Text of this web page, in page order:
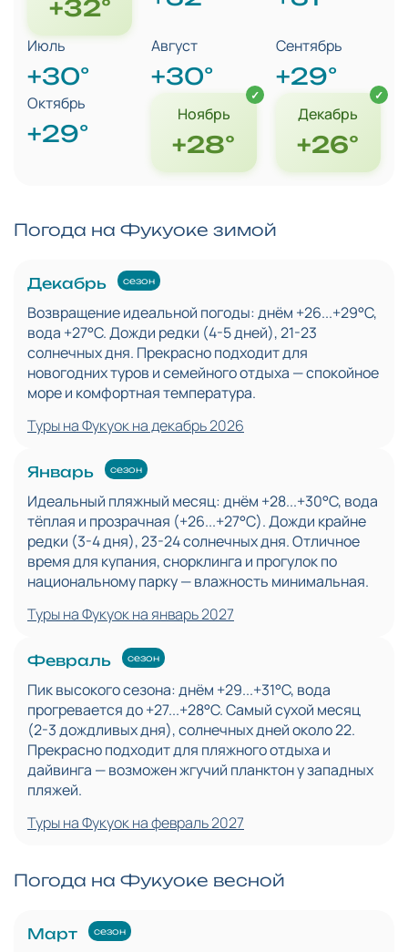
+32°
Июль
+30°
Август
+30°
Сентябрь
+29°
Октябрь
+29°
Ноябрь
+28°
Декабрь
+26°
Погода на Фукуоке зимой
Декабрь сезон
Возвращение идеальной погоды: днём +26...+29°C,
вода +27°C. Дожди редки (4-5 дней), 21-23
солнечных дня. Прекрасно подходит для
новогодних туров и семейного отдыха — спокойное
море и комфортная температура.
Туры на Фукуок на декабрь 2026
Январь сезон
Идеальный пляжный месяц: днём +28...+30°C, вода
тёплая и прозрачная (+26...+27°C). Дожди крайне
редки (3-4 дня), 23-24 солнечных дня. Отличное
время для купания, снорклинга и прогулок по
национальному парку — влажность минимальная.
Туры на Фукуок на январь 2027
Февраль сезон
Пик высокого сезона: днём +29...+31°C, вода
прогревается до +27...+28°C. Самый сухой месяц
(2-3 дождливых дня), солнечных дней около 22.
Прекрасно подходит для пляжного отдыха и
дайвинга — возможен жгучий планктон у западных
пляжей.
Туры на Фукуок на февраль 2027
Погода на Фукуоке весной
Март сезон